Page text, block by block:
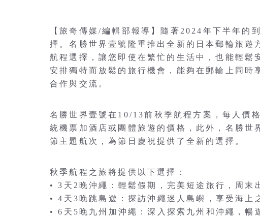
【旅奇傳媒/編輯部報導】隨著2024年下半年的
擇。名勝世界壹號隆重推出全新的日本郵輪旅遊
航程選擇，讓您即使在繁忙的生活中，也能輕鬆
安排獨特而放鬆的旅行機會，能夠在郵輪上同時
合作與交流。
名勝世界壹號在10/13前秋季航程方案，每人價
統機票加酒店或團體旅遊的價格，此外，名勝
節主題航次，為節日慶祝提供了全新的選擇。
秋季航程之旅將提供以下選擇：
• 3天2晚沖繩：輕鬆假期，完美短途旅行，周末
• 4天3晚跳島遊：探訪沖繩迷人島嶼，享受海上
• 6天5晚九州加沖繩：深入探索九州和沖繩，暢